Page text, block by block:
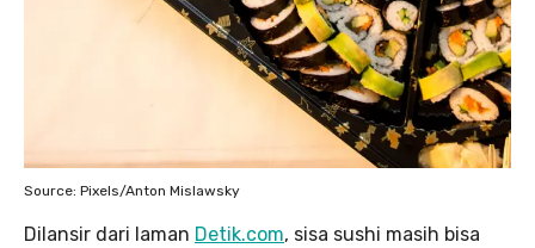
Source: Pixels/Anton Mislawsky
Dilansir dari laman Detik.com, sisa sushi masih bisa